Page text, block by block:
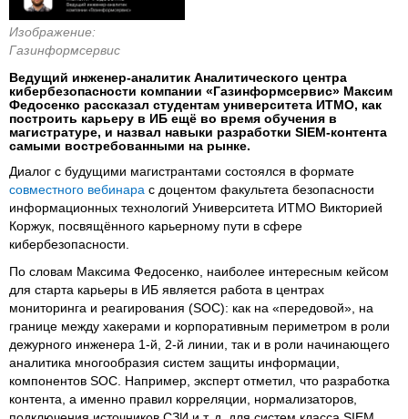
Изображение:
Газинформсервис
Ведущий инженер-аналитик Аналитического центра
кибербезопасности компании «Газинформсервис» Максим
Федосенко рассказал студентам университета ИТМО, как
построить карьеру в ИБ ещё во время обучения в
магистратуре, и назвал навыки разработки SIEM-контента
самыми востребованными на рынке.
Диалог с будущими магистрантами состоялся в формате
совместного вебинара с доцентом факультета безопасности
информационных технологий Университета ИТМО Викторией
Коржук, посвящённого карьерному пути в сфере
кибербезопасности.
По словам Максима Федосенко, наиболее интересным кейсом
для старта карьеры в ИБ является работа в центрах
мониторинга и реагирования (SOC): как на «передовой», на
границе между хакерами и корпоративным периметром в роли
дежурного инженера 1-й, 2-й линии, так и в роли начинающего
аналитика многообразия систем защиты информации,
компонентов SOC. Например, эксперт отметил, что разработка
контента, а именно правил корреляции, нормализаторов,